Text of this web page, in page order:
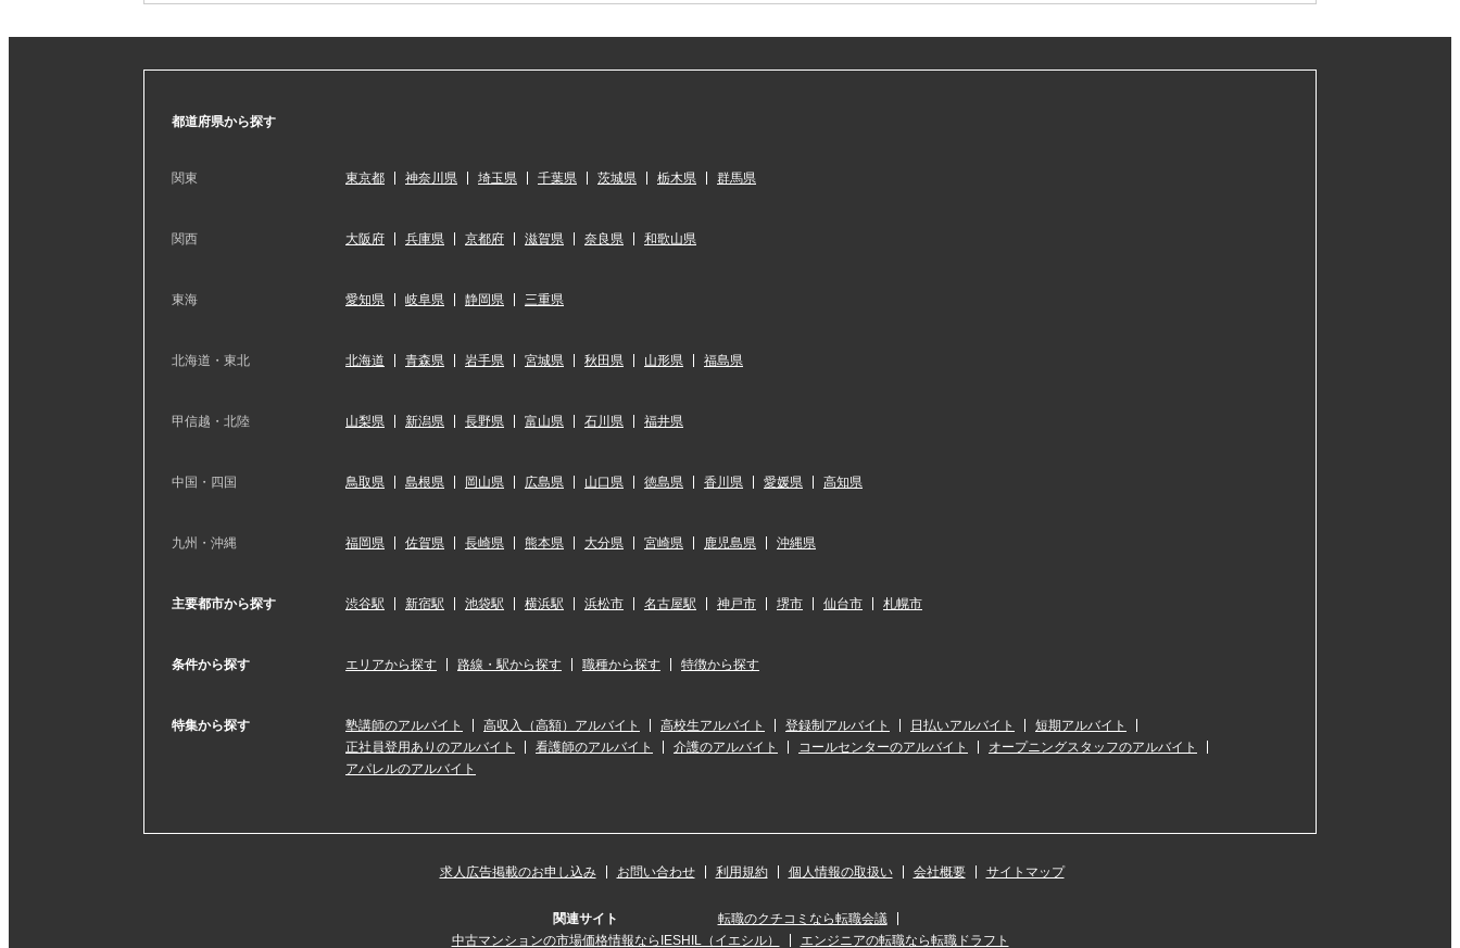
都道府県から探す
関東 東京都 神奈川県 埼玉県 千葉県 茨城県 栃木県 群馬県
関西 大阪府 兵庫県 京都府 滋賀県 奈良県 和歌山県
東海 愛知県 岐阜県 静岡県 三重県
北海道・東北 北海道 青森県 岩手県 宮城県 秋田県 山形県 福島県
甲信越・北陸 山梨県 新潟県 長野県 富山県 石川県 福井県
中国・四国 鳥取県 島根県 岡山県 広島県 山口県 徳島県 香川県 愛媛県 高知県
九州・沖縄 福岡県 佐賀県 長崎県 熊本県 大分県 宮崎県 鹿児島県 沖縄県
主要都市から探す 渋谷駅 新宿駅 池袋駅 横浜駅 浜松市 名古屋駅 神戸市 堺市 仙台市 札幌市
条件から探す エリアから探す 路線・駅から探す 職種から探す 特徴から探す
特集から探す 塾講師のアルバイト 高収入（高額）アルバイト 高校生アルバイト 登録制アルバイト 日払いアルバイト
短期アルバイト
正社員登用ありのアルバイト
看護師のアルバイト 介護のアルバイト コールセンターのアルバイト
オープニングスタッフのアルバイト
アパレルのアルバイト
求人広告掲載のお申し込み お問い合わせ 利用規約 個人情報の取扱い 会社概要 サイトマップ
関連サイト
転職のクチコミなら転職会議
中古マンションの市場価格情報ならIESHIL（イエシル）
エンジニアの転職なら転職ドラフト